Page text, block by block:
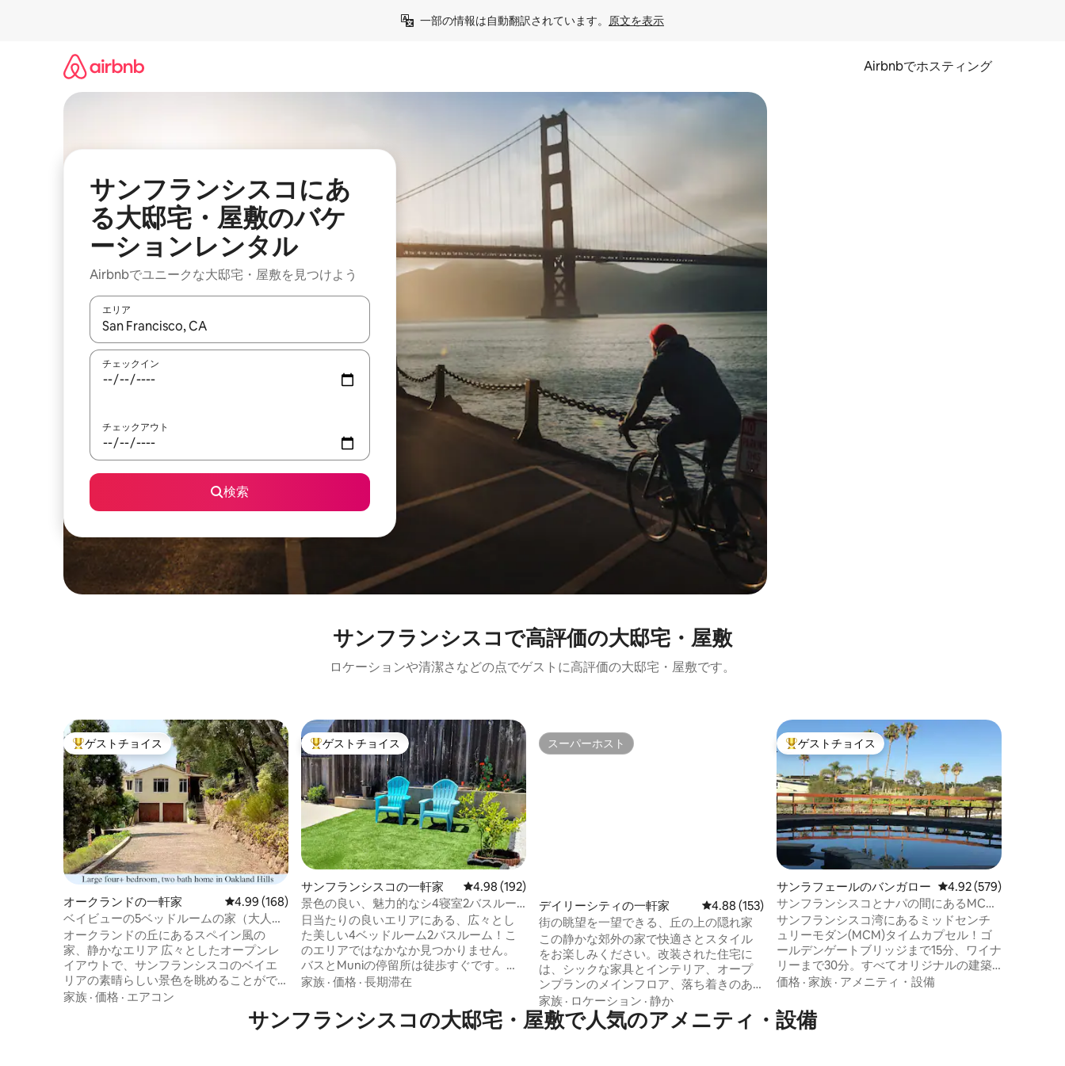
一部の情報は自動翻訳されています。 原文を表示
Airbnbでホスティング
サンフランシスコにあ
る大邸宅・屋敷のバケ
ーションレンタル
Airbnbでユニークな大邸宅・屋敷を見つけよう
エリア
検索結果が表示されたら、上下の矢印キーを使って移動するか、画面をタッチまたはスワイプして検索結果を確認することができます。
チェックイン
チェックアウト
検索
サンフランシスコで高評価の大邸宅・屋敷
ロケーションや清潔さなどの点でゲストに高評価の大邸宅・屋敷です。
大好評のゲストチョイスです。
ゲストチョイス
オークランドの一軒家 レビュー168件、5つ星中4.99つ星の平均評価
4.99 (168)
ベイビューの5ベッドルームの家（大人数
向け）
オークランドの丘にあるスペイン風の
家、静かなエリア 広々としたオープンレ
イアウトで、サンフランシスコのベイエ
リアの素晴らしい景色を眺めることがで
きます。 ロケーションが最高：モントク
レア村に近く、サンフランシスコへのア
家族 · 価格 · エアコン
大好評のゲストチョイスです。
ゲストチョイス
サンフランシスコの一軒家 レビュー192件、5つ星中4.98つ星の平均評価
4.98 (192)
景色の良い、魅力的なシ4寝室2バスルー
ムの禅裏庭
日当たりの良いエリアにある、広々とし
た美しい4ベッドルーム2バスルーム！こ
のエリアではなかなか見つかりません。
バスとMuniの停留所は徒歩すぐです。モ
スコーニセンター、サンフランシスコ国
ーク、ツインピークス、バーナルヒル、
ジョンマクラーレンパーク、パシフィカ
家族 · 価格 · 長期滞在
スーパーホスト
スーパーホスト
デイリーシティの一軒家 レビュー153件、5つ星中4.88つ星の平均評価
4.88 (153)
街の眺望を一望できる、丘の上の隠れ家
この静かな郊外の家で快適さとスタイル
をお楽しみください。改装された住宅に
は、シックな家具とインテリア、オープ
ンプランのメインフロア、落ち着きのあ
るグレー、全体にユニークなアートワー
ク、専用デッキが備わっています。 テキ
ストまたは電話でご連絡ください。すぐ
家族 · ロケーション · 静か
大好評のゲストチョイスです。
ゲストチョイス
サンラフェールのバンガロー レビュー579件、5つ
4.92 (579)
サンフランシスコとナパの間にあるMCM
ウォーターフロントプール／ジャグジー
サンフランシスコ湾にあるミッドセンチ
ュリーモダン(MCM)タイムカプセル！ゴ
ールデンゲートブリッジまで15分、ワイナ
リーまで30分。すべてオリジナルの建築
と機能。素晴らしい宿泊施設です！ 当宿
とを確認するために、予約リクエストを
送信する前に「下記を表示」をクリック
価格 · 家族 · アメニティ・設備
サンフランシスコの大邸宅・屋敷で人気のアメニティ・設備